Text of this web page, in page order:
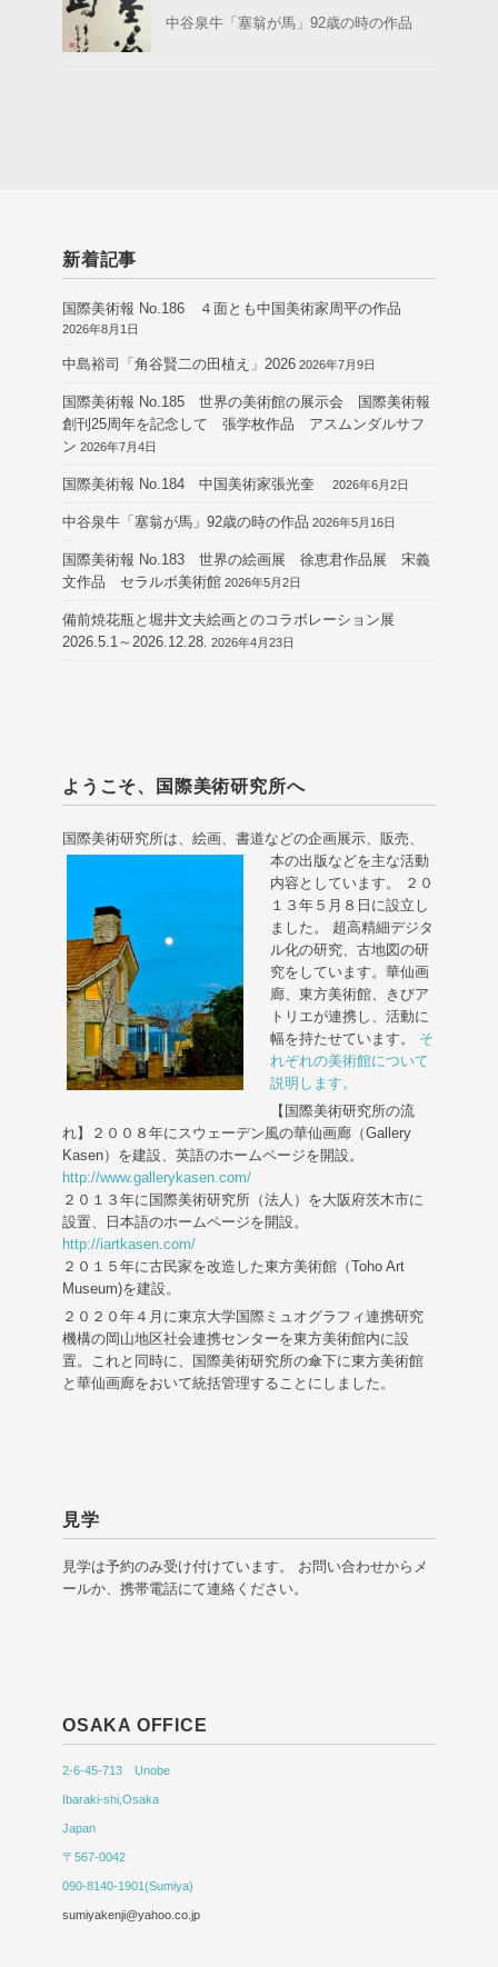
中谷泉牛「塞翁が馬」92歳の時の作品
新着記事
国際美術報 No.186 ４面とも中国美術家周平の作品
2026年8月1日
中島裕司「角谷賢二の田植え」2026 2026年7月9日
国際美術報 No.185 世界の美術館の展示会 国際美術報
創刊25周年を記念して 張学枚作品 アスムンダルサフ
ン 2026年7月4日
国際美術報 No.184 中国美術家張光奎 2026年6月2日
中谷泉牛「塞翁が馬」92歳の時の作品 2026年5月16日
国際美術報 No.183 世界の絵画展 徐恵君作品展 宋義
文作品 セラルボ美術館 2026年5月2日
備前焼花瓶と堀井文夫絵画とのコラボレーション展
2026.5.1～2026.12.28. 2026年4月23日
ようこそ、国際美術研究所へ
国際美術研究所は、絵画、書道などの企画展示、販売、
本の出版などを主な活動
内容としています。 ２０
１３年５月８日に設立し
ました。 超高精細デジタ
ル化の研究、古地図の研
究をしています。華仙画
廊、東方美術館、きびア
トリエが連携し、活動に
幅を持たせています。 そ
れぞれの美術館について
説明します。
【国際美術研究所の流
れ】２００８年にスウェーデン風の華仙画廊（Gallery
Kasen）を建設、英語のホームページを開設。
http://www.gallerykasen.com/
２０１３年に国際美術研究所（法人）を大阪府茨木市に
設置、日本語のホームページを開設。
http://iartkasen.com/
２０１５年に古民家を改造した東方美術館（Toho Art
Museum)を建設。
２０２０年４月に東京大学国際ミュオグラフィ連携研究
機構の岡山地区社会連携センターを東方美術館内に設
置。これと同時に、国際美術研究所の傘下に東方美術館
と華仙画廊をおいて統括管理することにしました。
見学
見学は予約のみ受け付けています。 お問い合わせからメ
ールか、携帯電話にて連絡ください。
OSAKA OFFICE
2-6-45-713 Unobe
Ibaraki-shi,Osaka
Japan
〒567-0042
090-8140-1901(Sumiya)
sumiyakenji@yahoo.co.jp